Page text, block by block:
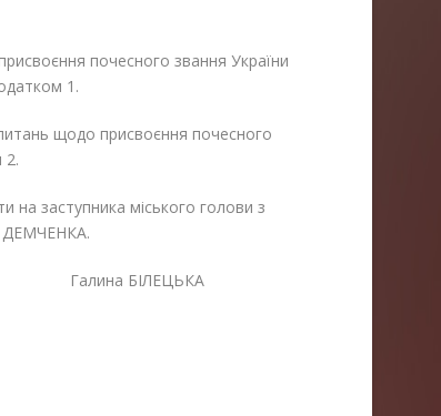
почесного звання України
1.
щодо присвоєння почесного
2.
на заступника міського голови з
ДЕМЧЕНКА.
БІЛЕЦЬКА